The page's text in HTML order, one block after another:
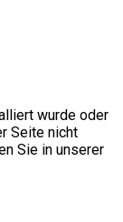
wurde oder
Seite nicht
Sie in unserer